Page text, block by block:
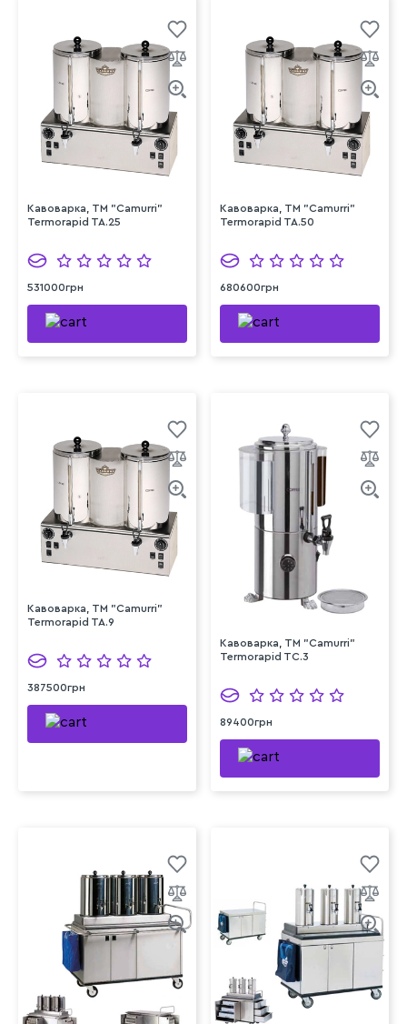
Кавоварка, TM "Camurri"
Termorapid TA.25
531000грн
Кавоварка, TM "Camurri"
Termorapid TA.50
680600грн
Кавоварка, TM "Camurri"
Termorapid TA.9
387500грн
Кавоварка, TM "Camurri"
Termorapid TC.3
89400грн